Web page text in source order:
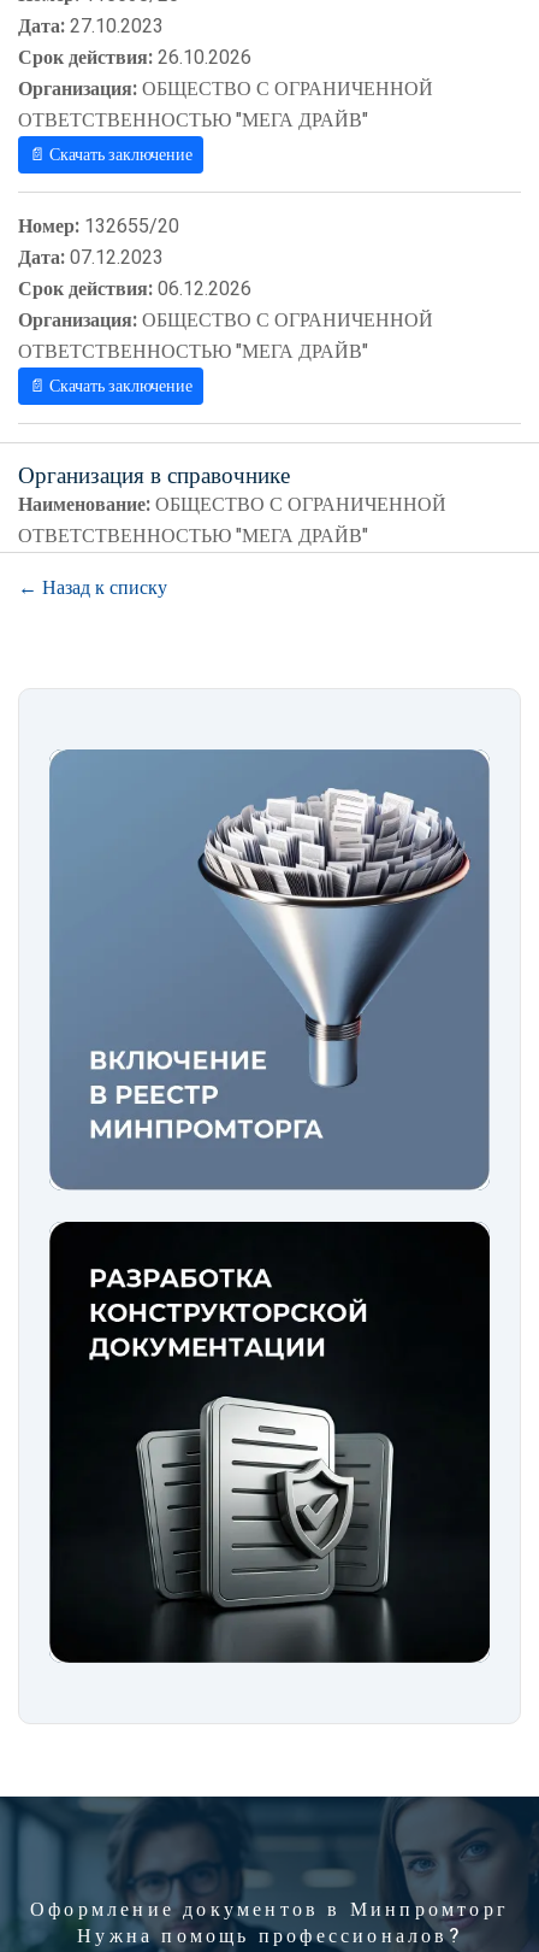
Дата:27.10.2023
Срок действия:26.10.2026
Организация:ОБЩЕСТВО С ОГРАНИЧЕННОЙ
ОТВЕТСТВЕННОСТЬЮ "МЕГА ДРАЙВ"
📄 Скачать заключение
Номер: 132655/20
Дата:07.12.2023
Срок действия:06.12.2026
Организация:ОБЩЕСТВО С ОГРАНИЧЕННОЙ
ОТВЕТСТВЕННОСТЬЮ "МЕГА ДРАЙВ"
📄 Скачать заключение
Организация в справочнике
Наименование:ОБЩЕСТВО С ОГРАНИЧЕННОЙ
ОТВЕТСТВЕННОСТЬЮ "МЕГА ДРАЙВ"
← Назад к списку
Оформление документов в Минпромторг
Нужна помощь профессионалов?